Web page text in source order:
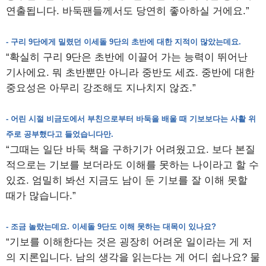
연출됩니다. 바둑팬들께서도 당연히 좋아하실 거에요.”
- 구리 9단에게 밀렸던 이세돌 9단의 초반에 대한 지적이 많았는데요.
“확실히 구리 9단은 초반에 이끌어 가는 능력이 뛰어난
기사에요. 뭐 초반뿐만 아니라 중반도 세죠. 중반에 대한
중요성은 아무리 강조해도 지나치지 않죠.”
- 어린 시절 비금도에서 부친으로부터 바둑을 배울 때 기보보다는 사활 위
주로 공부했다고 들었습니다만.
“그때는 일단 바둑 책을 구하기가 어려웠고요. 보다 본질
적으로는 기보를 보더라도 이해를 못하는 나이라고 할 수
있죠. 엄밀히 봐선 지금도 남이 둔 기보를 잘 이해 못할
때가 많습니다.”
- 조금 놀랐는데요. 이세돌 9단도 이해 못하는 대목이 있나요?
“기보를 이해한다는 것은 굉장히 어려운 일이라는 게 저
의 지론입니다. 남의 생각을 읽는다는 게 어디 쉽나요? 물